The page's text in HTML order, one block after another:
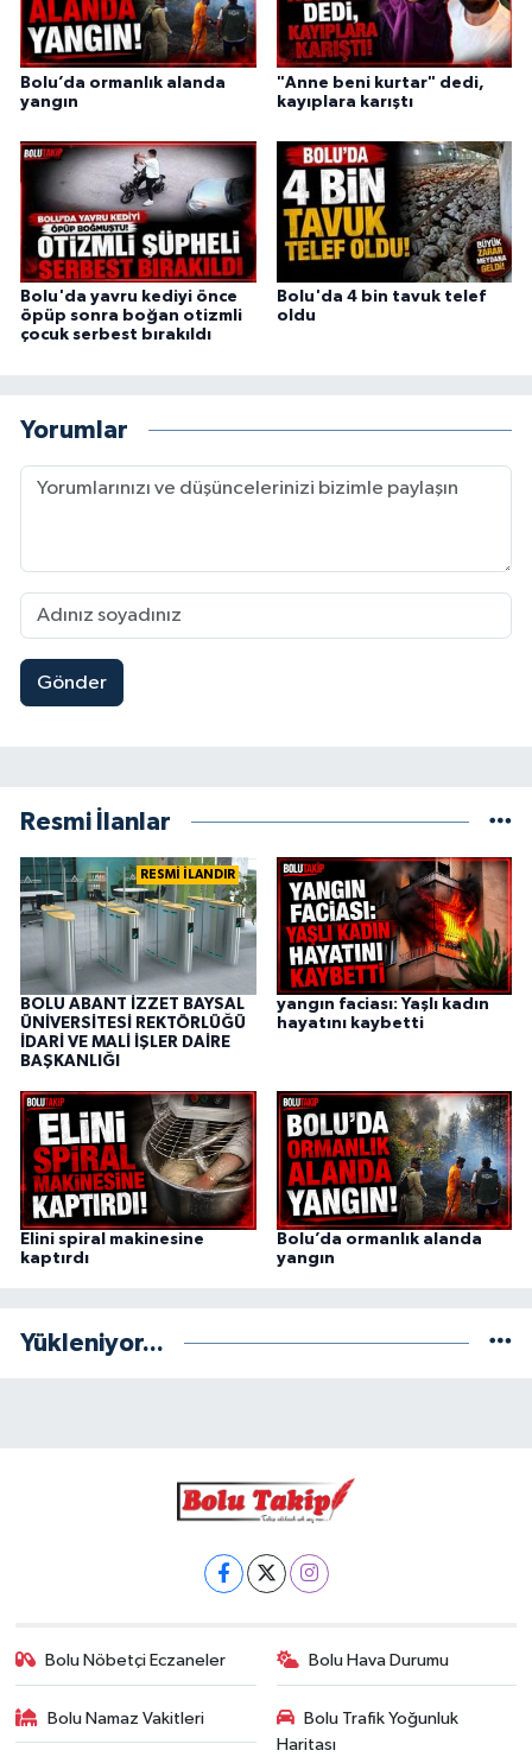
Bolu’da ormanlık alanda
yangın
"Anne beni kurtar" dedi,
kayıplara karıştı
Bolu'da yavru kediyi önce
öpüp sonra boğan otizmli
çocuk serbest bırakıldı
Bolu'da 4 bin tavuk telef
oldu
Yorumlar
Gönder
Resmi İlanlar
RESMİ İLANDIR
BOLU ABANT İZZET BAYSAL
ÜNİVERSİTESİ REKTÖRLÜĞÜ
İDARİ VE MALİ İŞLER DAİRE
BAŞKANLIĞI
yangın faciası: Yaşlı kadın
hayatını kaybetti
Elini spiral makinesine
kaptırdı
Bolu’da ormanlık alanda
yangın
Yükleniyor...
Bolu Nöbetçi Eczaneler Bolu Hava Durumu
Bolu Namaz Vakitleri
Bolu Trafik Yoğunluk
Haritası